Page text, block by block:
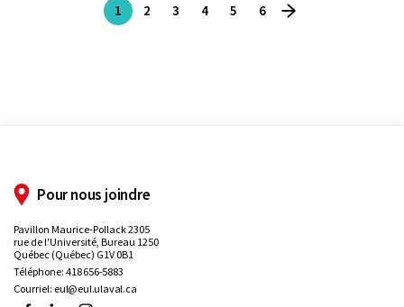
Page précédnte
1 2 3 4 5 6 Page suivante
Pour nous joindre
Pavillon Maurice-Pollack 2305
rue de l'Université, Bureau 1250
Québec (Québec) G1V 0B1
Téléphone: 418 656-5883
Courriel: eul@eul.ulaval.ca